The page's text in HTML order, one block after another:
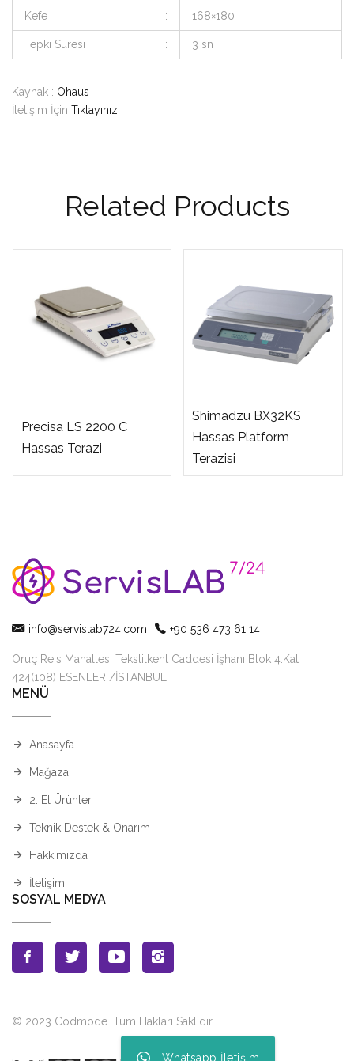
Kefe : 168×180
Tepki Süresi : 3 sn
Kaynak : Ohaus
İletişim İçin Tıklayınız
Related Products
Precisa LS 2200 C
Hassas Terazi
Shimadzu BX32KS
Hassas Platform
Terazisi
info@servislab724.com +90 536 473 61 14
Oruç Reis Mahallesi Tekstilkent Caddesi İşhanı Blok 4.Kat
424(108) ESENLER /İSTANBUL
MENÜ
Anasayfa
Mağaza
2. El Ürünler
Teknik Destek & Onarım
Hakkımızda
İletişim
SOSYAL MEDYA
© 2023 Codmode. Tüm Hakları Saklıdır.
Whatsapp İletişim